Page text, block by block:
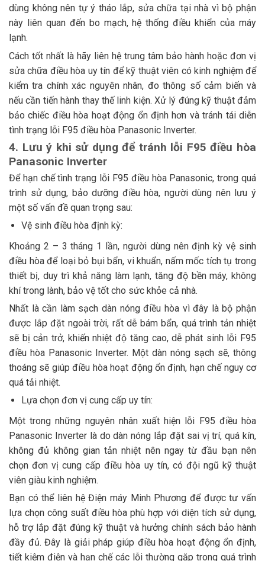
dùng không nên tự ý tháo lắp, sửa chữa tại nhà vì bộ phận
này liên quan đến bo mạch, hệ thống điều khiển của máy
lạnh.
Cách tốt nhất là hãy liên hệ trung tâm bảo hành hoặc đơn vị
sửa chữa điều hòa uy tín để kỹ thuật viên có kinh nghiệm để
kiểm tra chính xác nguyên nhân, đo thông số cảm biến và
nếu cần tiến hành thay thế linh kiện. Xử lý đúng kỹ thuật đảm
bảo chiếc điều hòa hoạt động ổn định hơn và tránh tái diễn
tình trạng lỗi F95 điều hòa Panasonic Inverter.
4. Lưu ý khi sử dụng để tránh lỗi F95 điều hòa
Panasonic Inverter
Để hạn chế tình trạng lỗi F95 điều hòa Panasonic, trong quá
trình sử dụng, bảo dưỡng điều hòa, người dùng nên lưu ý
một số vấn đề quan trọng sau:
Vệ sinh điều hòa định kỳ:
Khoảng 2 – 3 tháng 1 lần, người dùng nên định kỳ vệ sinh
điều hòa để loại bỏ bụi bẩn, vi khuẩn, nấm mốc tích tụ trong
thiết bị, duy trì khả năng làm lạnh, tăng độ bền máy, không
khí trong lành, bảo vệ tốt cho sức khỏe cả nhà.
Nhất là cần làm sạch dàn nóng điều hòa vì đây là bộ phận
được lắp đặt ngoài trời, rất dễ bám bẩn, quá trình tản nhiệt
sẽ bị cản trở, khiến nhiệt độ tăng cao, dễ phát sinh lỗi F95
điều hòa Panasonic Inverter. Một dàn nóng sạch sẽ, thông
thoáng sẽ giúp điều hòa hoạt động ổn định, hạn chế nguy cơ
quá tải nhiệt.
Lựa chọn đơn vị cung cấp uy tín:
Một trong những nguyên nhân xuất hiện lỗi F95 điều hòa
Panasonic Inverter là do dàn nóng lắp đặt sai vị trí, quá kín,
không đủ không gian tản nhiệt nên ngay từ đầu bạn nên
chọn đơn vị cung cấp điều hòa uy tín, có đội ngũ kỹ thuật
viên giàu kinh nghiệm.
Bạn có thể liên hệ Điện máy Minh Phương để được tư vấn
lựa chọn công suất điều hòa phù hợp với diện tích sử dụng,
hỗ trợ lắp đặt đúng kỹ thuật và hưởng chính sách bảo hành
đầy đủ. Đây là giải pháp giúp điều hòa hoạt động ổn định,
tiết kiệm điện và hạn chế các lỗi thường gặp trong quá trình